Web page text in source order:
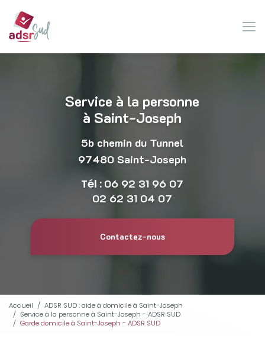
contenu
principal
Service à la personne
à Saint-Joseph
5b chemin du Tunnel
97480 Saint-Joseph
Contactez-nous
Tél : 06 92 31 96 07
02 62 31 04 07
Accueil
ADSR SUD : aide à domicile à Saint-Joseph
Service à la personne à Saint-Joseph - ADSR SUD
Garde domicile à Saint-Joseph - ADSR SUD